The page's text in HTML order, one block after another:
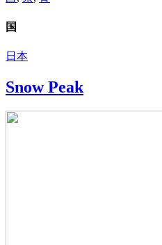
国
日本
Snow Peak